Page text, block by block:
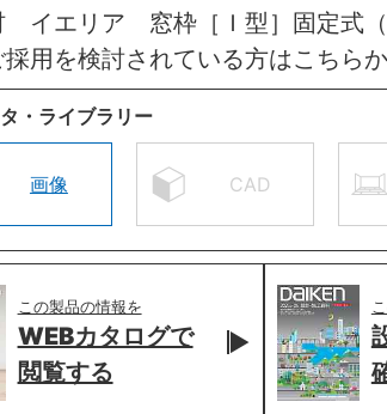
イエリア 窓枠［Ｉ型］固定式
用を検討されている方はこちら
・ライブラリー
画像 CAD
この製品の情報を
WEBカタログで
閲覧する